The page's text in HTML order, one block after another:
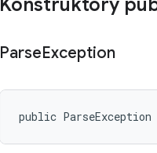
Konstruktory
ParseException
public ParseException